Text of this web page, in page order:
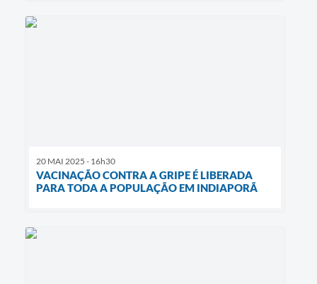
20 MAI 2025 - 16h30
VACINAÇÃO CONTRA A GRIPE É LIBERADA
PARA TODA A POPULAÇÃO EM INDIAPORÃ